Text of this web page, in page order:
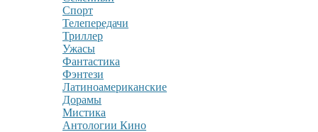
Спорт
Телепередачи
Триллер
Ужасы
Фантастика
Фэнтези
Латиноамериканские
Дорамы
Мистика
Антологии Кино